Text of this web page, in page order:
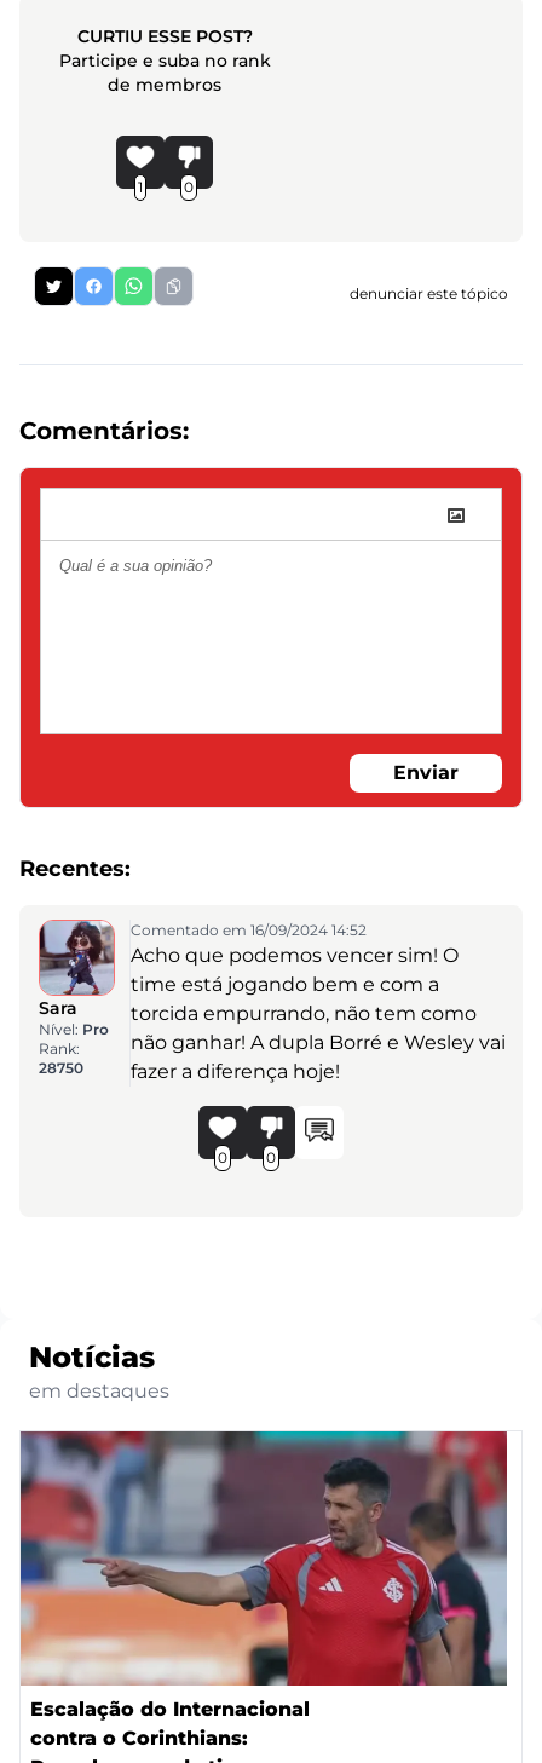
CURTIU ESSE POST?
Participe e suba no rank
de membros
1 0
denunciar este tópico
Comentários:
Enviar
Recentes:
Sara
Nível: Pro
Rank:
28750
Comentado em 16/09/2024 14:52
Acho que podemos vencer sim! O
time está jogando bem e com a
torcida empurrando, não tem como
não ganhar! A dupla Borré e Wesley vai
fazer a diferença hoje!
0 0
Notícias
em destaques
Escalação do Internacional
contra o Corinthians: